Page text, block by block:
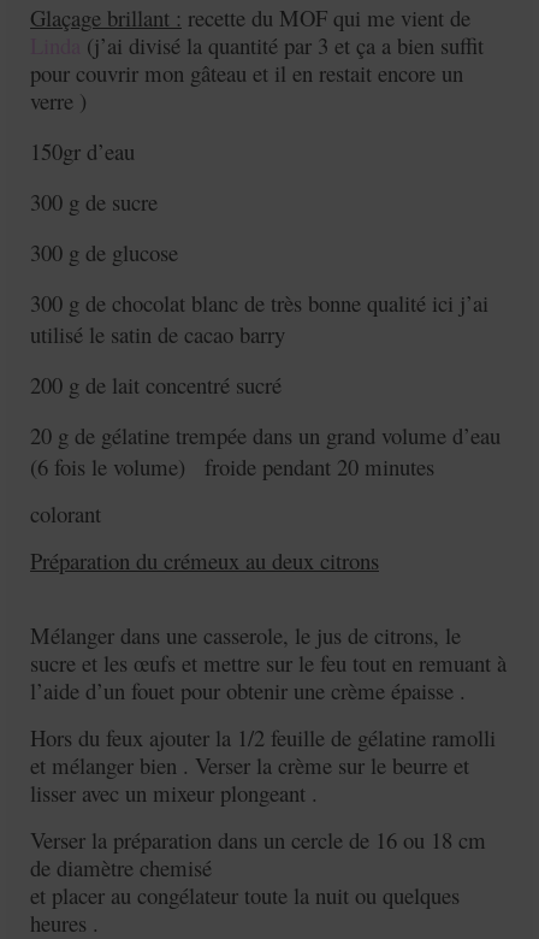
Glaçage brillant : recette du MOF qui me vient de
(j’ai divisé la quantité par 3 et ça a bien suffit
pour couvrir mon gâteau et il en restait encore un
verre )
150gr d’eau
300 g de sucre
300 g de glucose
300 g de chocolat blanc de très bonne qualité ici j’ai
utilisé le satin de cacao barry
200 g de lait concentré sucré
20 g de gélatine trempée dans un grand volume d’eau
(6 fois le volume) froide pendant 20 minutes
colorant
Préparation du crémeux au deux citrons
Mélanger dans une casserole, le jus de citrons, le
sucre et les œufs et mettre sur le feu tout en remuant à
l’aide d’un fouet pour obtenir une crème épaisse .
Hors du feux ajouter la 1/2 feuille de gélatine ramolli
et mélanger bien . Verser la crème sur le beurre et
lisser avec un mixeur plongeant .
Verser la préparation dans un cercle de 16 ou 18 cm
de diamètre chemisé
et placer au congélateur toute la nuit ou quelques
heures .